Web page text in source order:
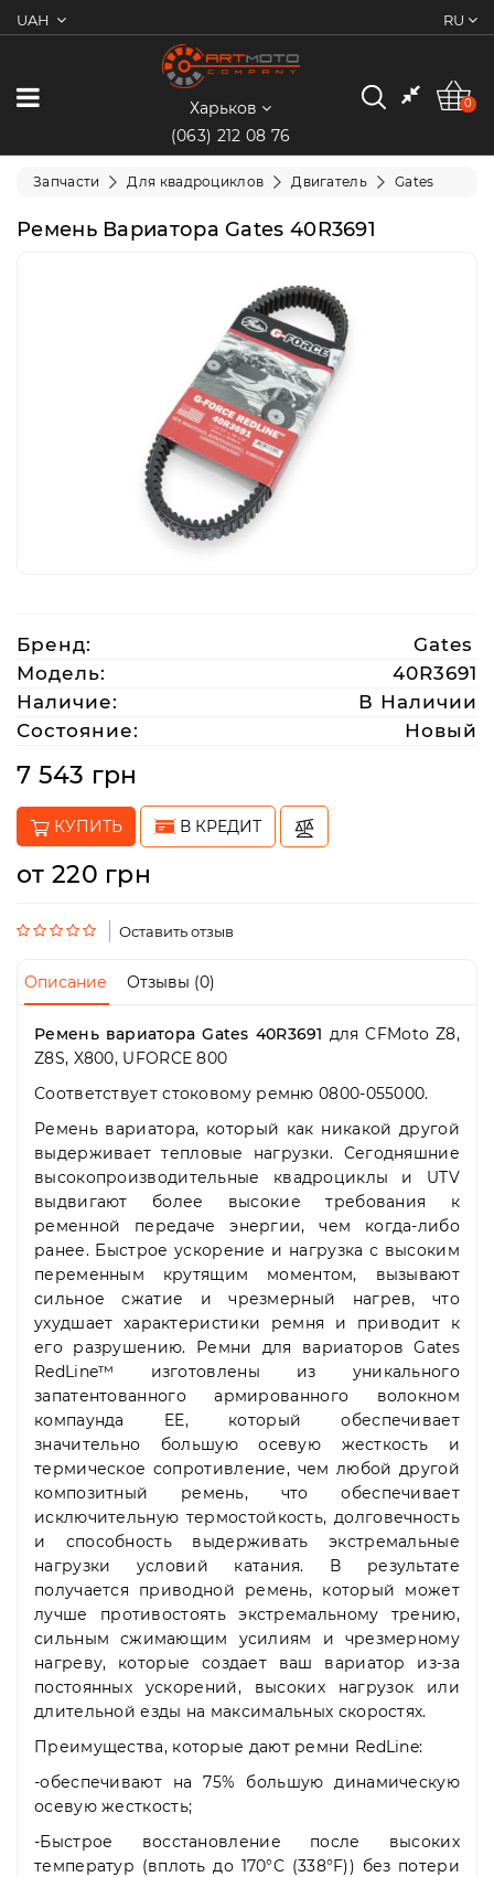
UAH RU
0
Категории
Мотоциклы
Электротранспорт
Харьков
(063)
212
08
76
работы:
Пн-
09:00
-
19:00
Сб
10:00
-
19:00
выходной
Харьков
(063) 212 08 76
0
Запчасти Для квадроциклов Двигатель Gates
Ремень Вариатора Gates 40R3691
Бренд:
Gates
Модель:
40R3691
Наличие:
В Наличии
Состояние:
Новый
7 543 грн
КУПИТЬ В КРЕДИТ
от 220 грн
Оставить отзыв
Описание Отзывы (0)
Ремень вариатора Gates 40R3691 для CFMoto Z8,
Z8S, X800, UFORCE 800
Соответствует стоковому ремню 0800-055000.
Ремень вариатора, который как никакой другой
выдерживает тепловые нагрузки. Сегодняшние
высокопроизводительные квадроциклы и UTV
выдвигают более высокие требования к
ременной передаче энергии, чем когда-либо
ранее. Быстрое ускорение и нагрузка с высоким
переменным крутящим моментом, вызывают
сильное сжатие и чрезмерный нагрев, что
ухудшает характеристики ремня и приводит к
его разрушению. Ремни для вариаторов Gates
RedLine™ изготовлены из уникального
запатентованного армированного волокном
компаунда EE, который обеспечивает
значительно большую осевую жесткость и
термическое сопротивление, чем любой другой
композитный ремень, что обеспечивает
исключительную термостойкость, долговечность
и способность выдерживать экстремальные
нагрузки условий катания. В результате
получается приводной ремень, который может
лучше противостоять экстремальному трению,
сильным сжимающим усилиям и чрезмерному
нагреву, которые создает ваш вариатор из-за
постоянных ускорений, высоких нагрузок или
длительной езды на максимальных скоростях.
Преимущества, которые дают ремни RedLine:
-обеспечивают на 75% большую динамическую
осевую жесткость;
-Быстрое восстановление после высоких
температур (вплоть до 170°C (338°F)) без потери